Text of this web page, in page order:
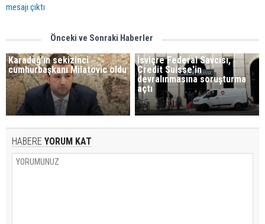
mesajı çıktı
Önceki ve Sonraki Haberler
Karadağ'ın sekizinci
cumhurbaşkanı Milatovic oldu
İsviçre Federal Savcısı,
Credit Suisse'in
devralınmasına soruşturma
açtı
HABERE YORUM KAT